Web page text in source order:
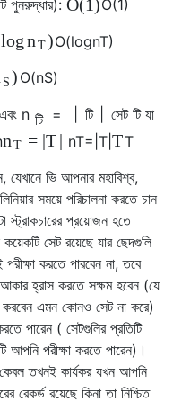
পুনরুদ্ধার): O(1)O(1)
log n T)O(lognT)
S ) O(nS)
n টি = টি সেটটিযা
n T = |T nT= T| TT
যেখানে ভি আপনার মহাবিশ্ব,
সময়ে পরিচালনা করতে চান
স্ট্রাকচারের প্রয়োজন হতে
সেট রয়েছে যার ছেদগুলি
করতে পারবেন না, তবে
হ্রাস করতে সক্ষম হবেন (যে
করবেন এমন কোনও সেট না করে)
পারেন ( সেটগুলির প্রতিটি
আপনি পরীক্ষা করতে পারেন)।
তখনই কার্যকর যখন আপনি
রয়েছে কিনা তা নিশ্চিত